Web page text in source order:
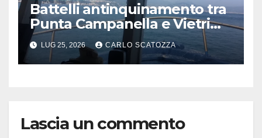
Battelli antinquinamento tra
Punta Campanella e Vietri
sul Mare
LUG 25, 2026 CARLO SCATOZZA
Lascia un commento